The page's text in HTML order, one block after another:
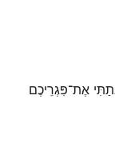
אֶת־פִּגְרֵיכֶם